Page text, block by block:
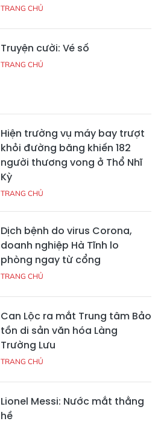
TRANG CHỦ
Truyện cười: Vé số
TRANG CHỦ
Hiện trường vụ máy bay trượt
khỏi đường băng khiến 182
người thương vong ở Thổ Nhĩ
Kỳ
TRANG CHỦ
Dịch bệnh do virus Corona,
doanh nghiệp Hà Tĩnh lo
phòng ngay từ cổng
TRANG CHỦ
Can Lộc ra mắt Trung tâm Bảo
tồn di sản văn hóa Làng
Trường Lưu
TRANG CHỦ
Lionel Messi: Nước mắt thằng
hề